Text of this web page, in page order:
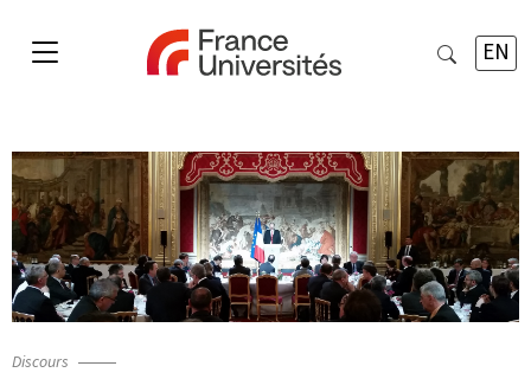
EN
Discours